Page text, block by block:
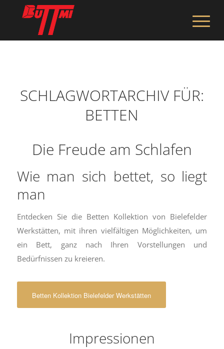
SCHLAGWORTARCHIV FÜR:
BETTEN
Die Freude am Schlafen
Wie man sich bettet, so liegt
man
Entdecken Sie die Betten Kollektion von Bielefelder
Werkstätten, mit ihren vielfältigen Möglichkeiten, um
ein Bett, ganz nach Ihren Vorstellungen und
Bedürfnissen zu kreieren.
Betten Kollektion Bielefelder Werkstätten
Impressionen